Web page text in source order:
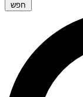
חפש